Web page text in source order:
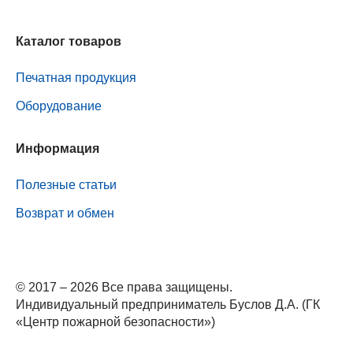
Каталог товаров
Печатная продукция
Оборудование
Информация
Полезные статьи
Возврат и обмен
© 2017 – 2026 Все права защищены.
Индивидуальный предприниматель Буслов Д.А. (ГК
«Центр пожарной безопасности»)